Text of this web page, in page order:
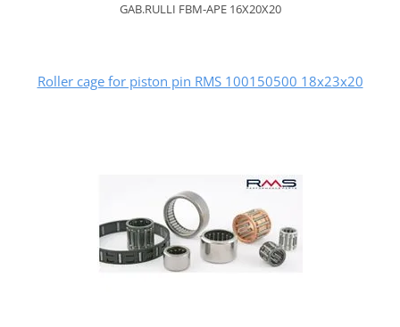
GAB.RULLI FBM-APE 16X20X20
Roller cage for piston pin RMS 100150500 18x23x20